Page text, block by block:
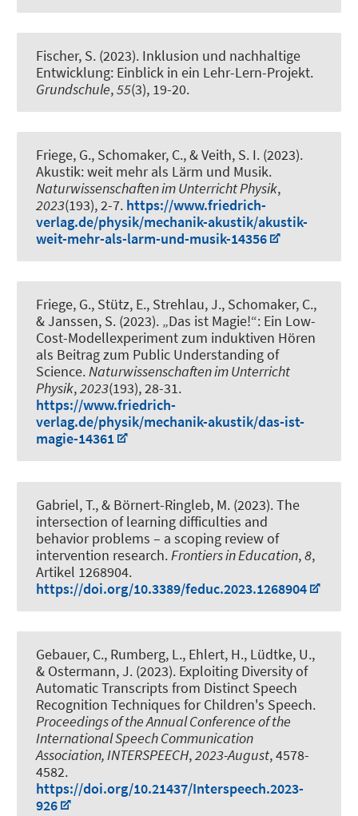
Fischer, S. (2023). Inklusion und nachhaltige
Entwicklung: Einblick in ein Lehr-Lern-Projekt.
Grundschule,55(3), 19-20.
Friege, G., Schomaker, C., & Veith, S. I. (2023).
Akustik: weit mehr als Lärm und Musik.
Naturwissenschaften im Unterricht Physik,
2023(193), 2-7. https://www.friedrich-
verlag.de/physik/mechanik-akustik/akustik-
weit-mehr-als-larm-und-musik-14356
Friege, G., Stütz, E., Strehlau, J., Schomaker, C.,
& Janssen, S. (2023). „Das ist Magie!“: Ein Low-
Cost-Modellexperiment zum induktiven Hören
als Beitrag zum Public Understanding of
Science.Naturwissenschaften im Unterricht
Physik,2023(193), 28-31.
https://www.friedrich-
verlag.de/physik/mechanik-akustik/das-ist-
magie-14361
Gabriel, T., & Börnert-Ringleb, M. (2023).The
intersection of learning difficulties and
behavior problems – a scoping review of
intervention research. Frontiers in Education,8,
Artikel 1268904.
https://doi.org/10.3389/feduc.2023.1268904
Gebauer, C., Rumberg, L., Ehlert, H., Lüdtke, U.,
& Ostermann, J. (2023). Exploiting Diversity of
Automatic Transcripts from Distinct Speech
Recognition Techniques for Children's Speech.
Proceedings of the Annual Conference of the
International Speech Communication
Association, INTERSPEECH,2023-August, 4578-
4582.
https://doi.org/10.21437/Interspeech.2023-
926